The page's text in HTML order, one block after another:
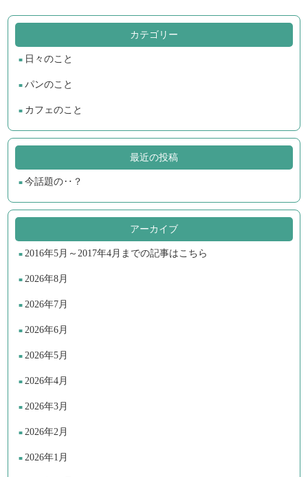
カテゴリー
日々のこと
パンのこと
カフェのこと
最近の投稿
今話題の‥？
アーカイブ
2016年5月～2017年4月までの記事はこちら
2026年8月
2026年7月
2026年6月
2026年5月
2026年4月
2026年3月
2026年2月
2026年1月